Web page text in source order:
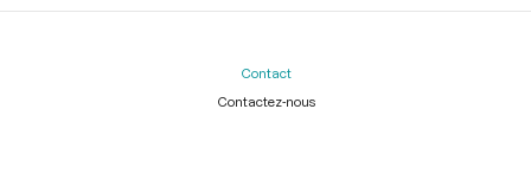
Contact
Contactez-nous